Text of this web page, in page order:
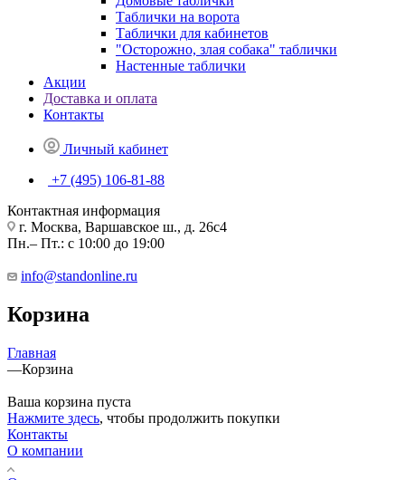
Таблички на ворота
Таблички для кабинетов
"Осторожно, злая собака" таблички
Настенные таблички
Акции
Доставка и оплата
Контакты
Личный кабинет
+7 (495) 106-81-88
Контактная информация
г. Москва, Варшавское ш., д. 26с4
Пн.– Пт.: с 10:00 до 19:00
info@standonline.ru
Корзина
Главная
—Корзина
Ваша корзина пуста
Нажмите здесь, чтобы продолжить покупки
Контакты
О компании